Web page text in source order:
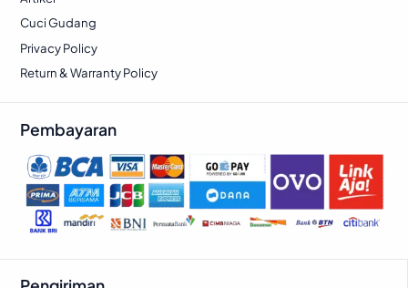
Cuci Gudang
Privacy Policy
Return & Warranty Policy
Pembayaran